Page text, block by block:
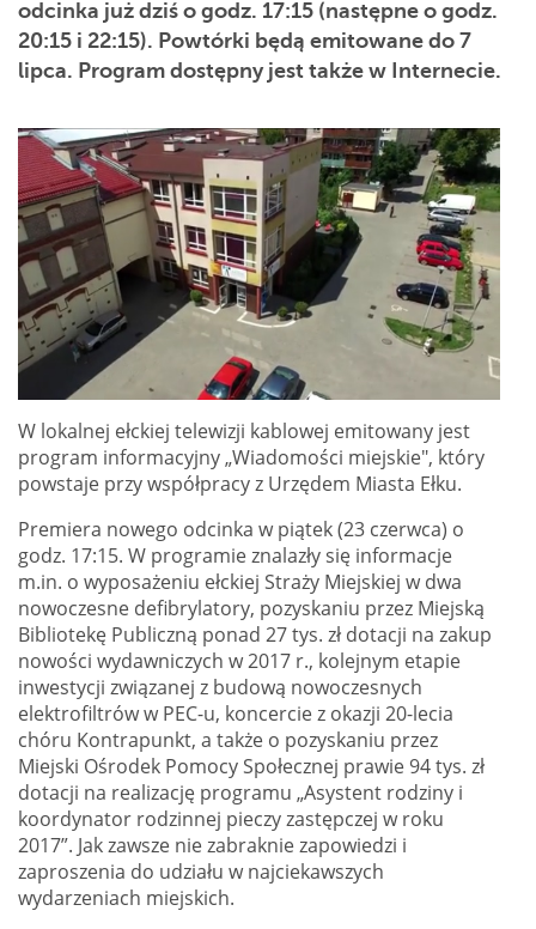
odcinka już dziś o godz. 17:15 (następne o godz.
20:15 i 22:15). Powtórki będą emitowane do 7
lipca. Program dostępny jest także w Internecie.
W lokalnej ełckiej telewizji kablowej emitowany jest
program informacyjny „Wiadomości miejskie", który
powstaje przy współpracy z Urzędem Miasta Ełku.
Premiera nowego odcinka w piątek (23 czerwca) o
godz. 17:15. W programie znalazły się informacje
m.in. o wyposażeniu ełckiej Straży Miejskiej w dwa
nowoczesne defibrylatory, pozyskaniu przez Miejską
Bibliotekę Publiczną ponad 27 tys. zł dotacji na zakup
nowości wydawniczych w 2017 r., kolejnym etapie
inwestycji związanej z budową nowoczesnych
elektrofiltrów w PEC-u, koncercie z okazji 20-lecia
chóru Kontrapunkt, a także o pozyskaniu przez
Miejski Ośrodek Pomocy Społecznej prawie 94 tys. zł
dotacji na realizację programu „Asystent rodziny i
koordynator rodzinnej pieczy zastępczej w roku
2017”. Jak zawsze nie zabraknie zapowiedzi i
zaproszenia do udziału w najciekawszych
wydarzeniach miejskich.